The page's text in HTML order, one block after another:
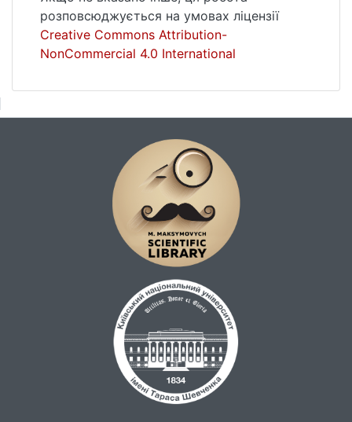
розповсюджується на умовах ліцензії
Creative Commons Attribution-
NonCommercial 4.0 International